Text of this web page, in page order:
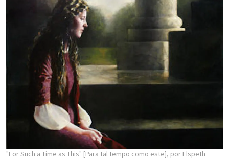
"For Such a Time as This" [Para tal tempo como este], por Elspeth